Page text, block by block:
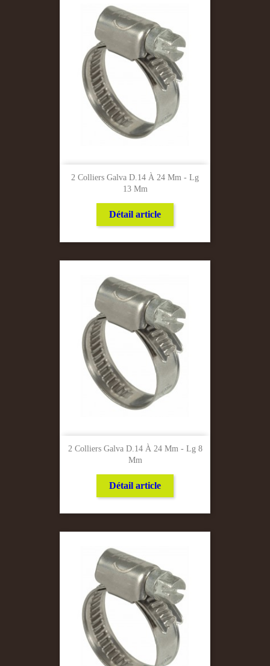
2 Colliers Galva D.14 À 24 Mm - Lg
13 Mm
Détail article
2 Colliers Galva D.14 À 24 Mm - Lg 8
Mm
Détail article